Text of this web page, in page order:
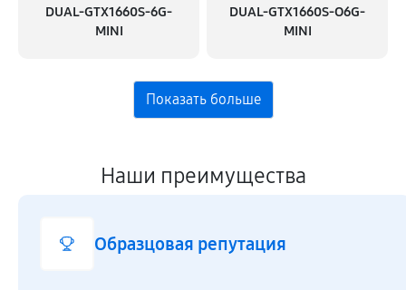
DUAL-GTX1660S-6G-
MINI
DUAL-GTX1660S-O6G-
MINI
Наши преимущества
Образцовая репутация